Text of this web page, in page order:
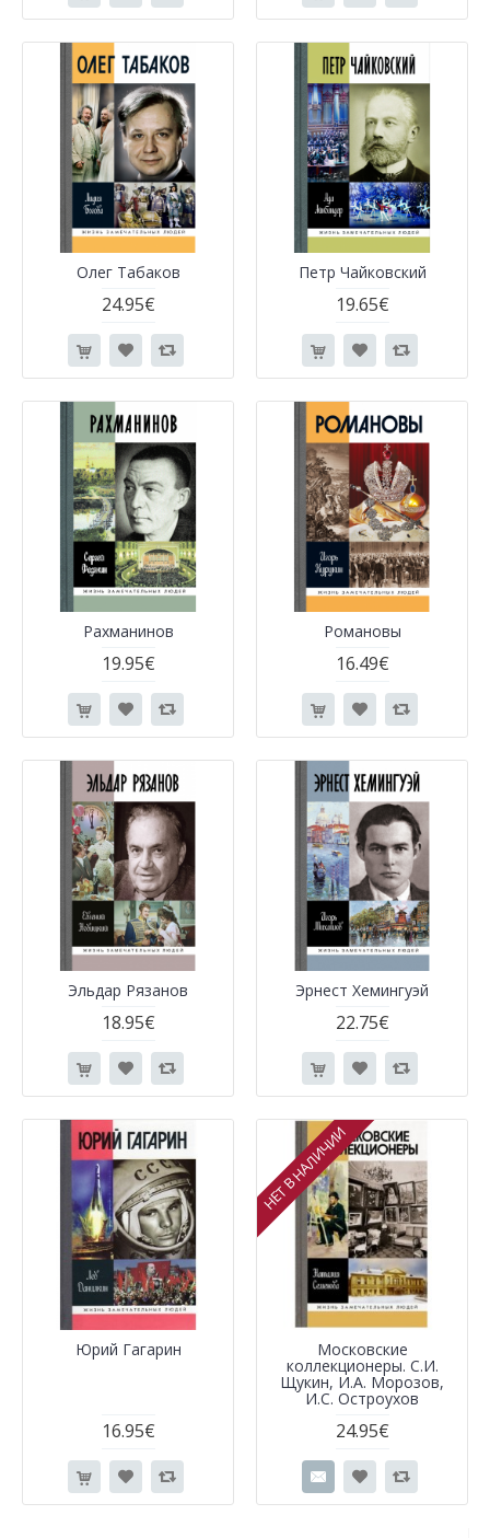
Олег Табаков
24.95€
Петр Чайковский
19.65€
Рахманинов
19.95€
Романовы
16.49€
Эльдар Рязанов
18.95€
Эрнест Хемингуэй
22.75€
Юрий Гагарин
16.95€
НЕТ В НАЛИЧИИ
Московские
коллекционеры. С.И.
Щукин, И.А. Морозов,
И.С. Остроухов
24.95€